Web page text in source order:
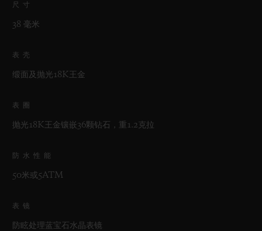
尺寸
38 毫米
表壳
缎面及抛光18K王金
表圈
抛光18K王金镶嵌36颗钻石，重1.2克拉
防水性能
50米或5ATM
表镜
防眩处理蓝宝石水晶表镜